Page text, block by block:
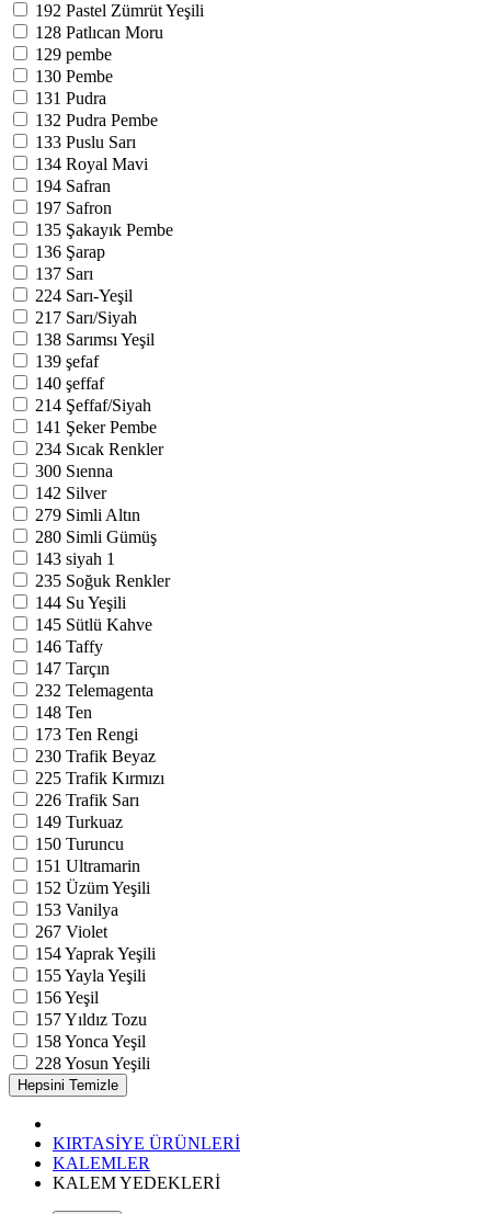
192 Pastel Zümrüt Yeşili
128 Patlıcan Moru
129 pembe
130 Pembe
131 Pudra
132 Pudra Pembe
133 Puslu Sarı
134 Royal Mavi
194 Safran
197 Safron
135 Şakayık Pembe
136 Şarap
137 Sarı
224 Sarı-Yeşil
217 Sarı/Siyah
138 Sarımsı Yeşil
139 şefaf
140 şeffaf
214 Şeffaf/Siyah
141 Şeker Pembe
234 Sıcak Renkler
300 Sıenna
142 Silver
279 Simli Altın
280 Simli Gümüş
143 siyah 1
235 Soğuk Renkler
144 Su Yeşili
145 Sütlü Kahve
146 Taffy
147 Tarçın
232 Telemagenta
148 Ten
173 Ten Rengi
230 Trafik Beyaz
225 Trafik Kırmızı
226 Trafik Sarı
149 Turkuaz
150 Turuncu
151 Ultramarin
152 Üzüm Yeşili
153 Vanilya
267 Violet
154Yaprak Yeşili
155Yayla Yeşili
156Yeşil
157Yıldız Tozu
158Yonca Yeşil
228Yosun Yeşili
KIRTASİYE ÜRÜNLERİ
KALEMLER
KALEM YEDEKLERİ